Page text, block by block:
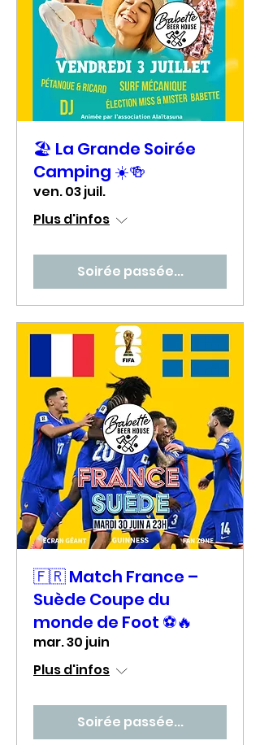
🏖️ La Grande Soirée
Camping ☀️🍻
ven. 03 juil.
Plus d'infos
Soirée passée...
🇫🇷 Match France –
Suède Coupe du
monde de Foot ⚽🔥
mar. 30 juin
Plus d'infos
Soirée passée...